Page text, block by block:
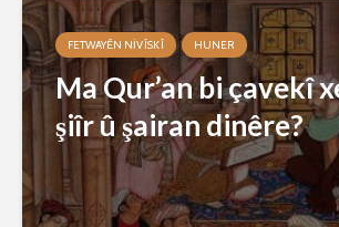
FETWAYÊN NIVÎSKÎ HUNER
Ma Qur’an bi çavekî
şiîr û şairan dinêre?